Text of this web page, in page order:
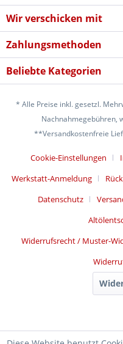
Wir verschicken mit
Zahlungsmethoden
Beliebte Kategorien
* Alle Preise inkl. gesetzl.
Nachnahmegebühren,
**Versandkostenfreie
Cookie-Einstellungen
Werkstatt-Anmeldung
Datenschutz
Widerrufsrecht / Muster-